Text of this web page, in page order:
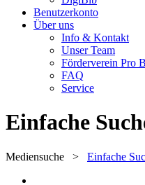
Benutzerkonto
Über uns
Info & Kontakt
Unser Team
Förderverein Pro
FAQ
Service
Einfache
Mediensuche > Einfache